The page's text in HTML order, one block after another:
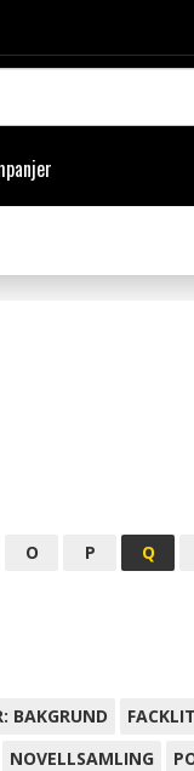
O P Q
BAKGRUND
NOVELLSAMLING